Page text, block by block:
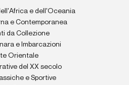
e dell'Oceania
e Contemporanea
da Collezione
e Imbarcazioni
Orientale
del XX secolo
e Sportive